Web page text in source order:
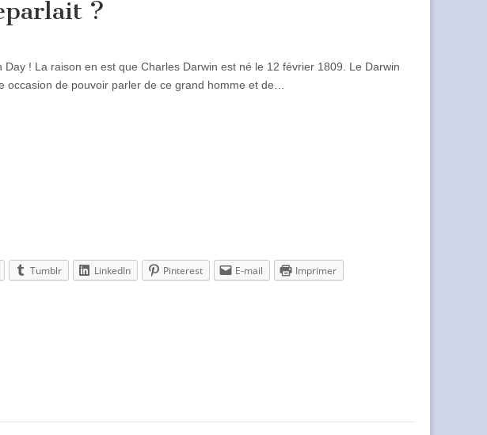
?
Day ! La raison en est que Charles Darwin est né le 12 février 1809. Le Darwin
occasion de pouvoir parler de ce grand homme et de…
Tumblr LinkedIn Pinterest E-mail Imprimer